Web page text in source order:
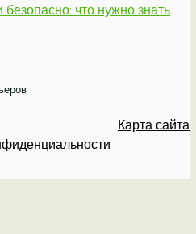
безопасно: что нужно знать
Карта сайта